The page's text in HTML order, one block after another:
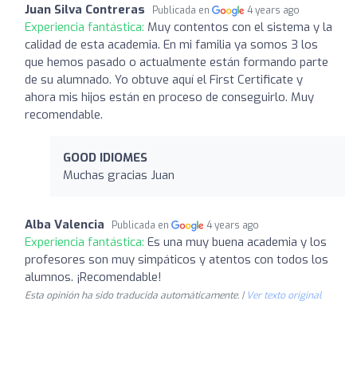
Juan Silva Contreras Publicada en 4 years ago
Experiencia fantástica: Muy contentos con el sistema y la
calidad de esta academia. En mi familia ya somos 3 los
que hemos pasado o actualmente están formando parte
de su alumnado. Yo obtuve aquí el First Certificate y
ahora mis hijos están en proceso de conseguirlo. Muy
recomendable.
GOOD IDIOMES
Muchas gracias Juan
Alba Valencia Publicada en 4 years ago
Experiencia fantástica: Es una muy buena academia y los
profesores son muy simpáticos y atentos con todos los
alumnos. ¡Recomendable!
Esta opinión ha sido traducida automáticamente. | Ver texto original